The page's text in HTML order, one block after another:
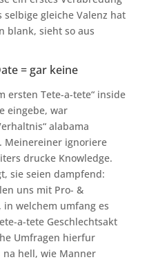
gleiche Valenz hat
blank, sieht so aus
= gar keine
ersten Tete-a-tete“ inside
eingebe, war
alabama
Meinereiner ignoriere
drucke Knowledge.
sie seien dampfend:
uns mit Pro- &
welchem umfang es
a-tete Geschlechtsakt
Umfragen hierfur
hell, wie Manner